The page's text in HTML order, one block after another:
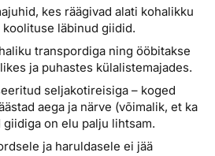
kes räägivad alati kohalikku
läbinud giidid.
transpordiga ning ööbitakse
ja puhastes külalistemajades.
seljakotireisiga – koged
aega ja närve (võimalik, et ka
on elu palju lihtsam.
ja haruldasele ei jää